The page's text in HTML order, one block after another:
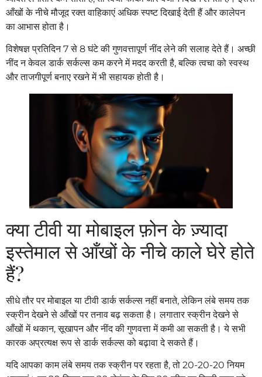
आँखों के नीचे मौजूद रक्त वाहिकाएं अधिक स्पष्ट दिखाई देती हैं और कालेपन
का आभास होता है।
विशेषज्ञ प्रतिदिन 7 से 8 घंटे की गुणवत्तापूर्ण नींद लेने की सलाह देते हैं। अच्छी
नींद न केवल डार्क सर्कल्स कम करने में मदद करती है, बल्कि त्वचा को स्वस्थ
और ताजगीपूर्ण बनाए रखने में भी सहायक होती है।
क्या टीवी या मोबाइल फ़ोन के ज़्यादा
इस्तेमाल से आँखों के नीचे काले घेरे होते
हैं?
सीधे तौर पर मोबाइल या टीवी डार्क सर्कल्स नहीं बनाते, लेकिन लंबे समय तक
स्क्रीन देखने से आँखों पर तनाव बढ़ सकता है। लगातार स्क्रीन देखने से
आँखों में थकान, सूखापन और नींद की गुणवत्ता में कमी आ सकती है। ये सभी
कारक अप्रत्यक्ष रूप से डार्क सर्कल्स को बढ़ावा दे सकते हैं।
यदि आपका काम लंबे समय तक स्क्रीन पर रहता है, तो 20-20-20 नियम